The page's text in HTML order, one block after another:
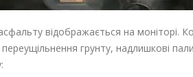
відображається на моніторі.
грунту, надлишкові